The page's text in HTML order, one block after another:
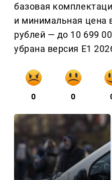
базовая
и минимальная цена
рублей — до 10 699
убрана версия E1
0 0